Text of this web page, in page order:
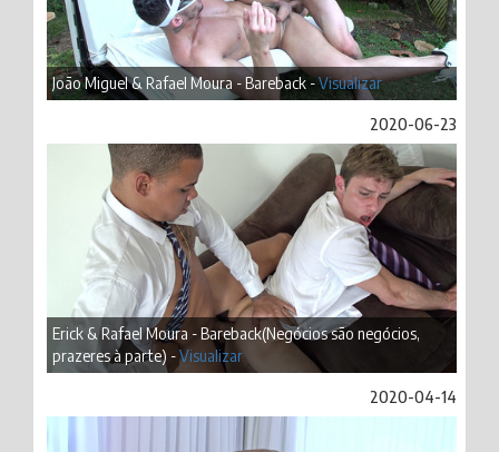
João Miguel & Rafael Moura - Bareback -Visualizar
2020-06-23
Erick & Rafael Moura - Bareback(Negócios são negócios,
prazeres à parte) -Visualizar
2020-04-14